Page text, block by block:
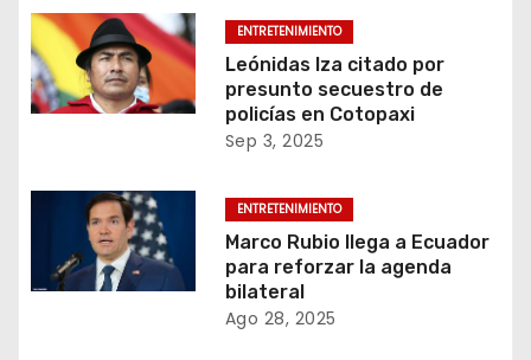
ENTRETENIMIENTO
Leónidas Iza citado por
presunto secuestro de
policías en Cotopaxi
Sep 3, 2025
ENTRETENIMIENTO
Marco Rubio llega a Ecuador
para reforzar la agenda
bilateral
Ago 28, 2025